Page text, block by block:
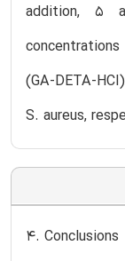
addition, 5
(GA-DETA-
S. aureus,
4. Conclusions